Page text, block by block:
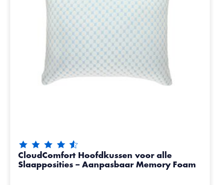
De beoordeling van dit product is van de 5
CloudComfort Hoofdkussen voor alle
Slaapposities – Aanpasbaar Memory Foam